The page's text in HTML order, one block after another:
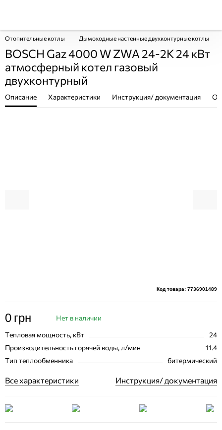
Отопительные котлы Дымоходные настенные двухконтурные котлы
BOSCH Gaz 4000 W ZWA 24-2K 24 кВт
атмосферный котел газовый
двухконтурный
Описание Характеристики Инструкция/ документация
Код товара: 7736901489
0 грн Нет в наличии
Тепловая мощность, кВт
24
Производительность горячей воды, л/мин
11.4
Тип теплообменника
битермический
Все характеристики Инструкция/ документация